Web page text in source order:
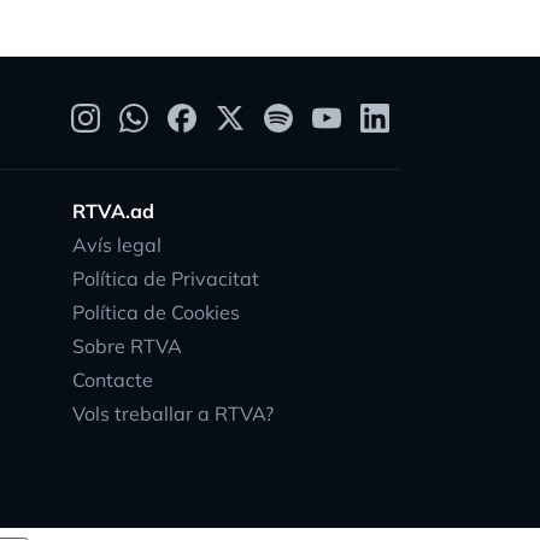
RTVA.ad
Avís legal
Política de Privacitat
Política de Cookies
Sobre RTVA
Contacte
Vols treballar a RTVA?